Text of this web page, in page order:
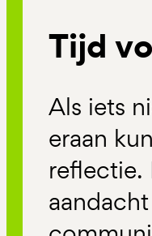
Tijd
Als iets
eraan
reflectie.